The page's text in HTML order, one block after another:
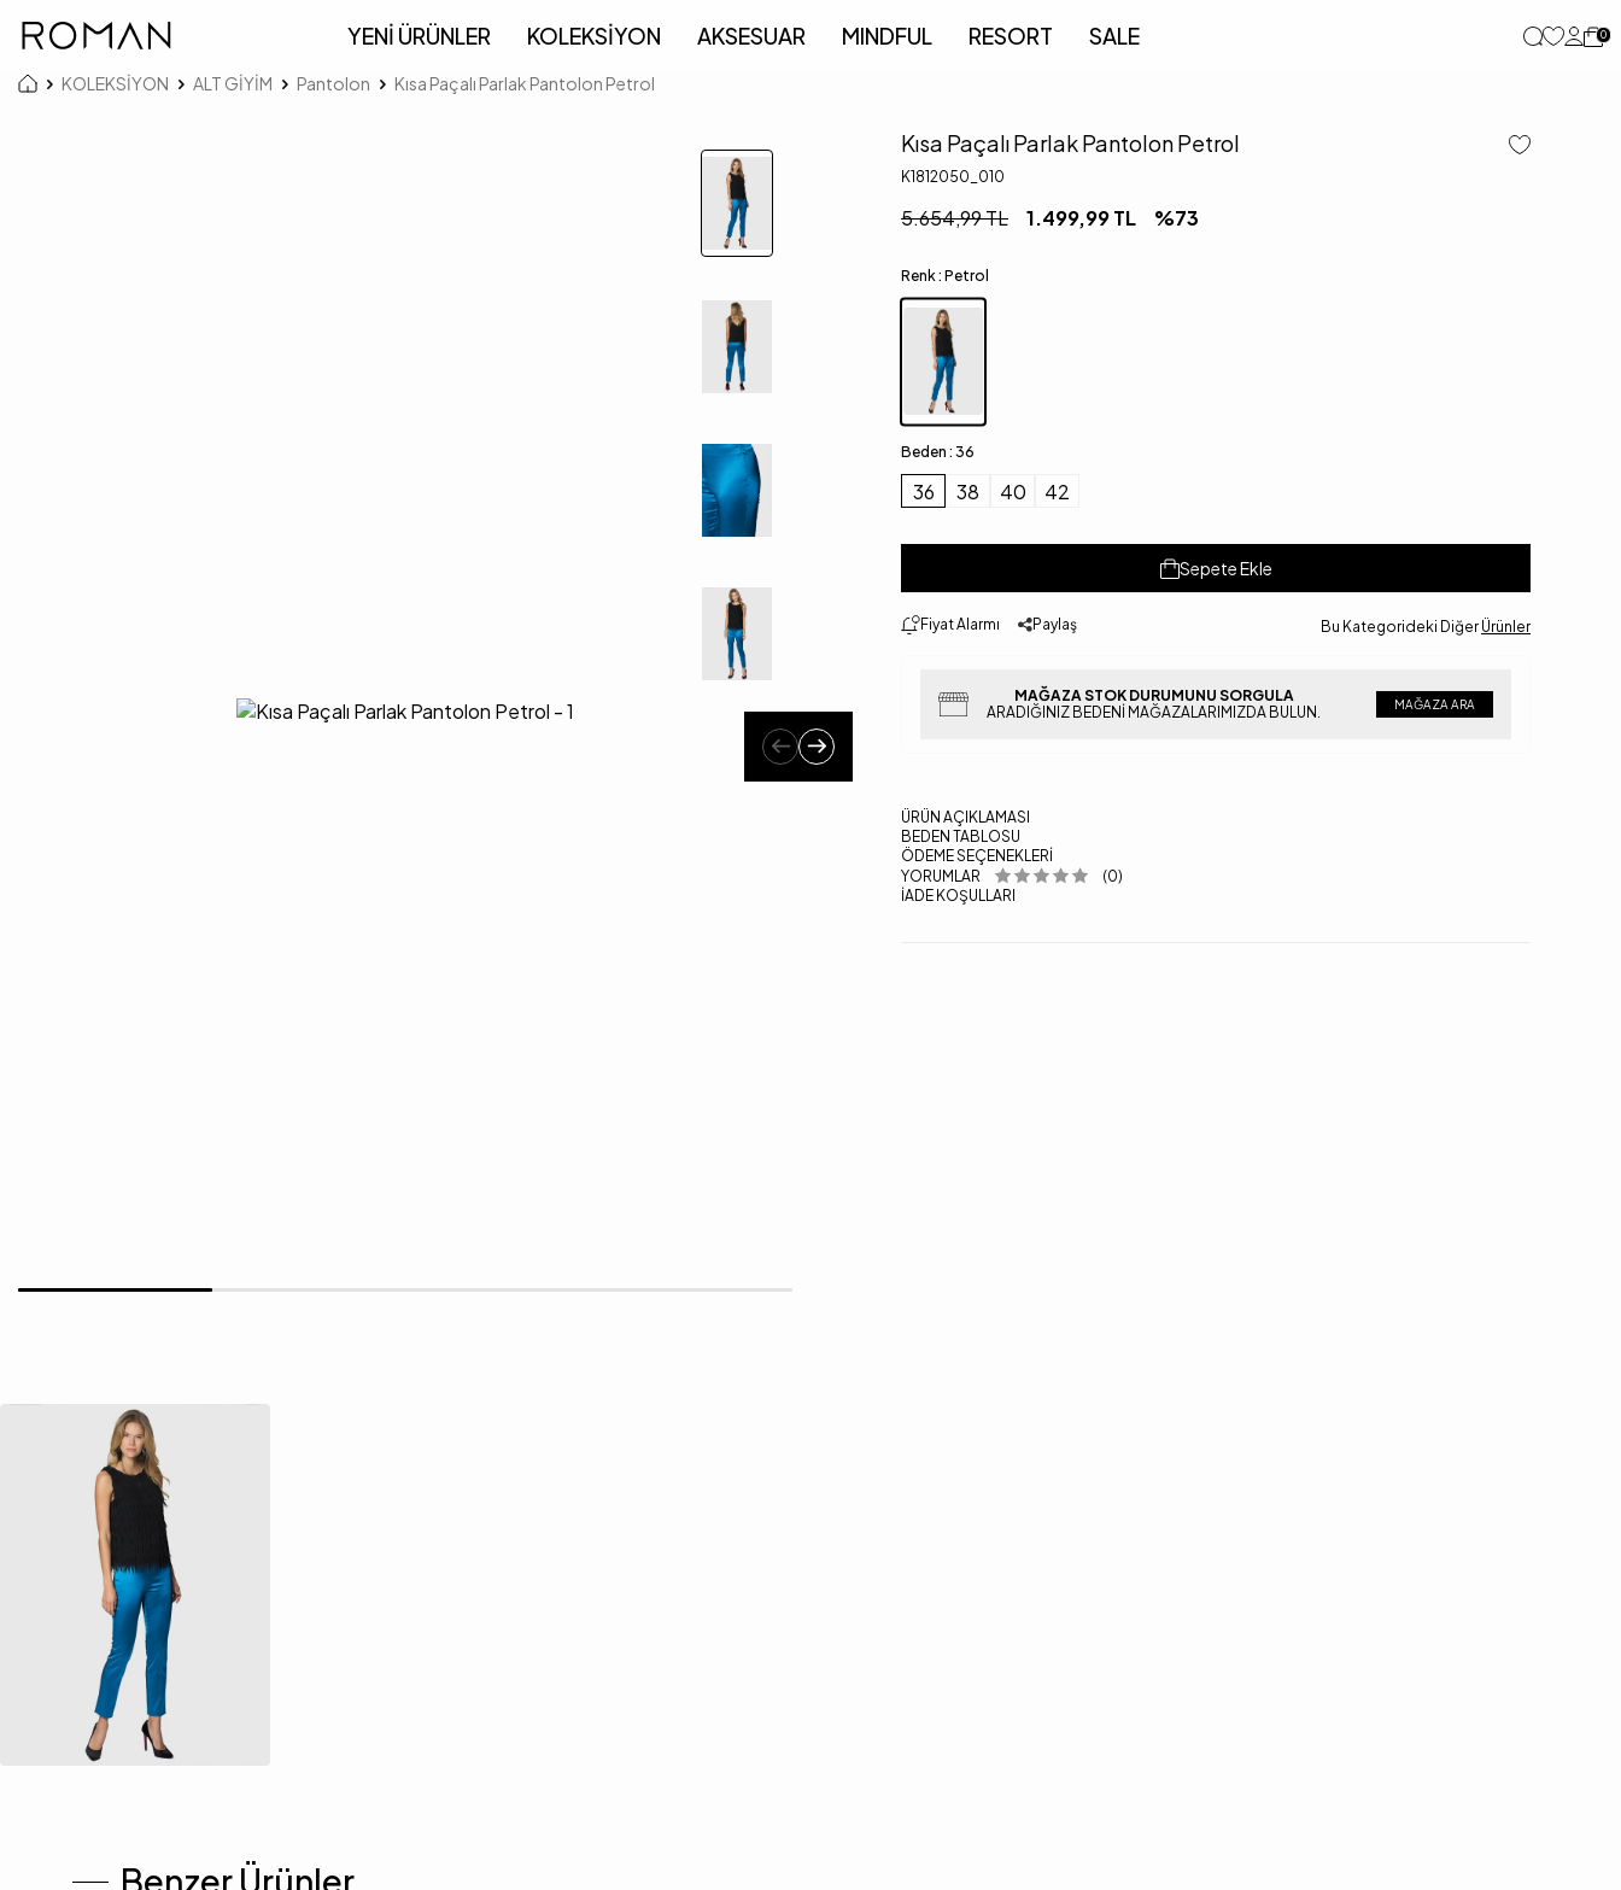
YENİ ÜRÜNLER KOLEKSİYON AKSESUAR MINDFUL RESORT SALE 0
KOLEKSİYON ALT GİYİM Pantolon Kısa Paçalı Parlak Pantolon Petrol
Kısa Paçalı Parlak Pantolon Petrol
K1812050_010
5.654,99TL 1.499,99TL %73
Renk : Petrol
Beden : 36
36 38 40 42
Sepete Ekle
Fiyat Alarmı Paylaş Bu Kategorideki Diğer Ürünler
MAĞAZA STOK DURUMUNU SORGULA
ARADIĞINIZ BEDENI MAĞAZALARIMIZDA BULUN.
MAĞAZA ARA
ÜRÜN AÇIKLAMASI
BEDEN TABLOSU
ÖDEME SEÇENEKLERI
YORUMLAR
(0)
İADE KOŞULLARI
Benzer Ürünler